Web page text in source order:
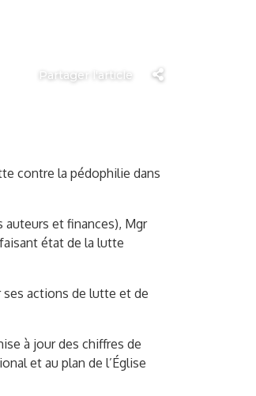
Partager l'article
contre la pédophilie dans
auteurs et finances), Mgr
état de la lutte
ses actions de lutte et de
à jour des chiffres de
et au plan de l’Église